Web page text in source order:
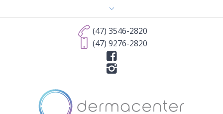
(47) 3546-2820
(47) 9276-2820